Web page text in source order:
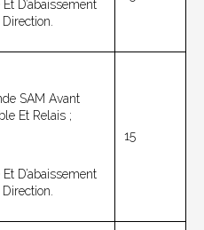
D’abaissement
SAM Avant
Et Relais ;
D’abaissement
15